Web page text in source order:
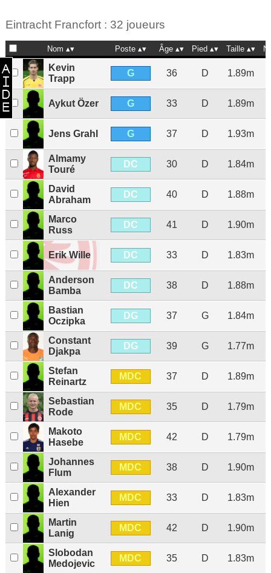
Eintracht Francfort : 32 joueurs
Nom Poste Âge Pied Taille
Kevin
Trapp
G 36 D 1.89m
Aykut Özer G 33 D 1.89m
Jens Grahl G 37 D 1.93m
Almamy
Touré
DC 30 D 1.84m
David
Abraham
DC 40 D 1.88m
Marco
Russ
DC 41 D 1.90m
Erik Wille DC 33 D 1.83m
Anderson
Bamba
DC 38 D 1.88m
Bastian
Oczipka
DG 37 G 1.84m
Constant
Djakpa
DG 39 G 1.77m
Stefan
Reinartz
MDC 37 D 1.89m
Sebastian
Rode
MDC 35 D 1.79m
Makoto
Hasebe
MDC 42 D 1.79m
Johannes
Flum
MDC 38 D 1.90m
Alexander
Hien
MDC 33 D 1.83m
Martin
Lanig
MDC 42 D 1.90m
Slobodan
Medojevic
MDC 35 D 1.83m